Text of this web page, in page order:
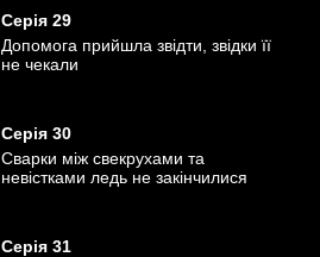
Серія 29
Допомога прийшла звідти, звідки її
не чекали
Серія 30
Сварки між свекрухами та
невістками ледь не закінчилися
Серія 31